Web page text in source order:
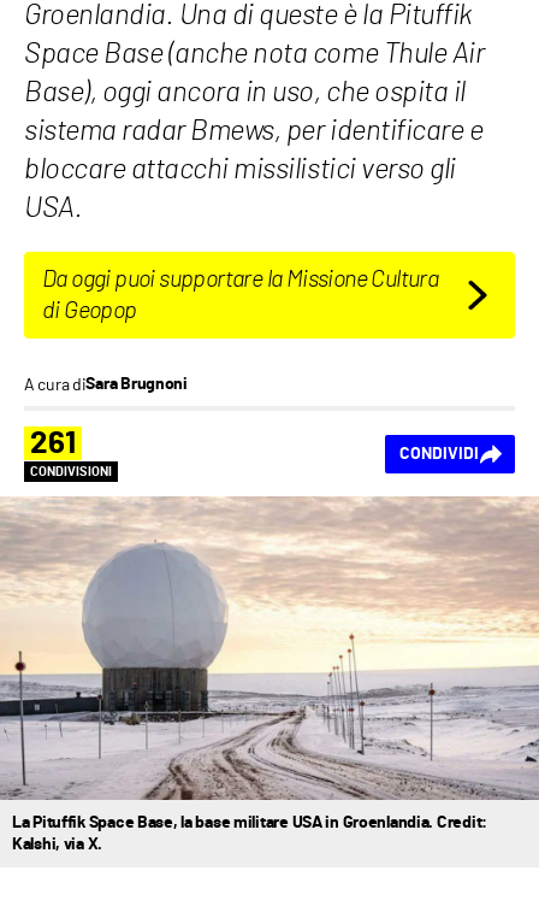
Groenlandia. Una di queste è la Pituffik
Space Base (anche nota come Thule Air
Base), oggi ancora in uso, che ospita il
sistema radar Bmews, per identificare e
bloccare attacchi missilistici verso gli
USA.
Da oggi puoi supportare la Missione Cultura
di Geopop
A cura diSara Brugnoni
261
CONDIVISIONI
CONDIVIDI
La Pituffik Space Base, la base militare USA in Groenlandia. Credit:
Kalshi, via X.